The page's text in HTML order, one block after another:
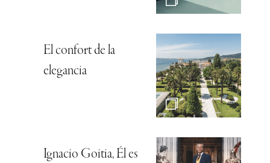
El confort de la
elegancia
Ignacio Goitia, Él es